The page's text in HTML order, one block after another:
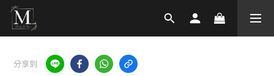
分享到